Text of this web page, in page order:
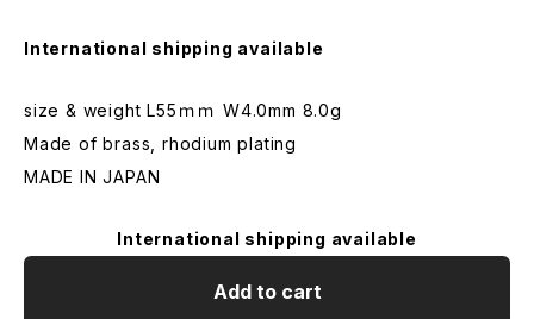
International shipping available
size & weight L55ｍｍ W4.0mm 8.0g
Made of brass, rhodium plating
MADE IN JAPAN
International shipping available
Add to cart